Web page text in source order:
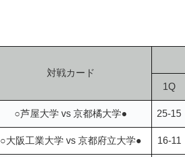
対戦カード
1Q
○芦屋大学 vs 京都橘大学● 25-15
○大阪工業大学 vs 京都府立大学● 16-11